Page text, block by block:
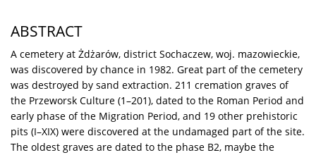
ABSTRACT
A cemetery at Żdżarów, district Sochaczew, woj. mazowieckie,
was discovered by chance in 1982. Great part of the cemetery
was destroyed by sand extraction. 211 cremation graves of
the Przeworsk Culture (1–201), dated to the Roman Period and
early phase of the Migration Period, and 19 other prehistoric
pits (I–XIX) were discovered at the undamaged part of the site.
The oldest graves are dated to the phase B2, maybe the